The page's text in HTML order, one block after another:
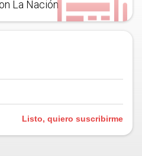
La Nación
Listo, quiero suscribirme